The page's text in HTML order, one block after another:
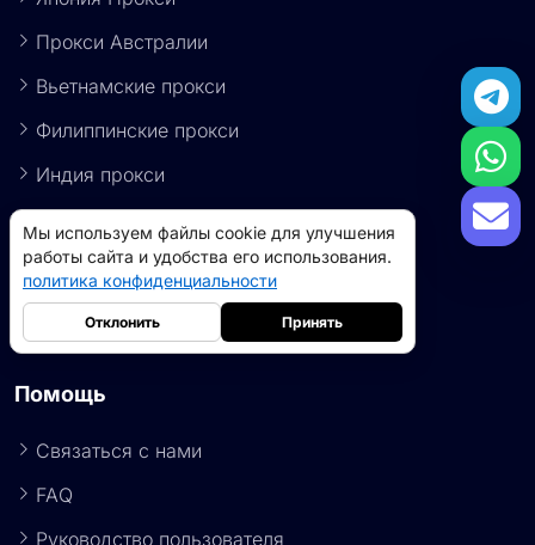
Япония Прокси
Прокси Австралии
Вьетнамские прокси
Филиппинские прокси
Индия прокси
Мексиканские прокси
Гонконгские прокси
Все страны и регионы
Помощь
Связаться с нами
FAQ
Мы используем файлы cookie для улучшения
работы сайта и удобства его использования.
политика конфиденциальности
Отклонить Принять
Резидентные прокси